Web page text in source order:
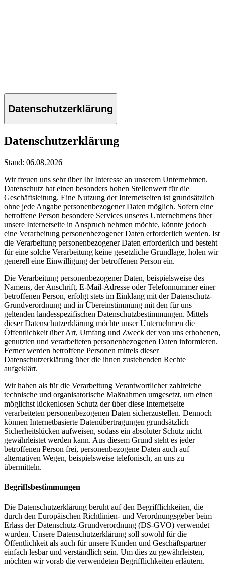
Datenschutzerklärung
Datenschutzerklärung
Stand: 06.08.2026
Wir freuen uns sehr über Ihr Interesse an unserem Unternehmen.
Datenschutz hat einen besonders hohen Stellenwert für die
Geschäftsleitung. Eine Nutzung der Internetseiten ist grundsätzlich
ohne jede Angabe personenbezogener Daten möglich. Sofern eine
betroffene Person besondere Services unseres Unternehmens über
unsere Internetseite in Anspruch nehmen möchte, könnte jedoch
eine Verarbeitung personenbezogener Daten erforderlich werden. Ist
die Verarbeitung personenbezogener Daten erforderlich und besteht
für eine solche Verarbeitung keine gesetzliche Grundlage, holen wir
generell eine Einwilligung der betroffenen Person ein.
Die Verarbeitung personenbezogener Daten, beispielsweise des
Namens, der Anschrift, E-Mail-Adresse oder Telefonnummer einer
betroffenen Person, erfolgt stets im Einklang mit der Datenschutz-
Grundverordnung und in Übereinstimmung mit den für uns
geltenden landesspezifischen Datenschutzbestimmungen. Mittels
dieser Datenschutzerklärung möchte unser Unternehmen die
Öffentlichkeit über Art, Umfang und Zweck der von uns erhobenen,
genutzten und verarbeiteten personenbezogenen Daten informieren.
Ferner werden betroffene Personen mittels dieser
Datenschutzerklärung über die ihnen zustehenden Rechte
aufgeklärt.
Wir haben als für die Verarbeitung Verantwortlicher zahlreiche
technische und organisatorische Maßnahmen umgesetzt, um einen
möglichst lückenlosen Schutz der über diese Internetseite
verarbeiteten personenbezogenen Daten sicherzustellen. Dennoch
können Internetbasierte Datenübertragungen grundsätzlich
Sicherheitslücken aufweisen, sodass ein absoluter Schutz nicht
gewährleistet werden kann. Aus diesem Grund steht es jeder
betroffenen Person frei, personenbezogene Daten auch auf
alternativen Wegen, beispielsweise telefonisch, an uns zu
übermitteln.
Begriffsbestimmungen
Die Datenschutzerklärung beruht auf den Begrifflichkeiten, die
durch den Europäischen Richtlinien- und Verordnungsgeber beim
Erlass der Datenschutz-Grundverordnung (DS-GVO) verwendet
wurden. Unsere Datenschutzerklärung soll sowohl für die
Öffentlichkeit als auch für unsere Kunden und Geschäftspartner
einfach lesbar und verständlich sein. Um dies zu gewährleisten,
möchten wir vorab die verwendeten Begrifflichkeiten erläutern.